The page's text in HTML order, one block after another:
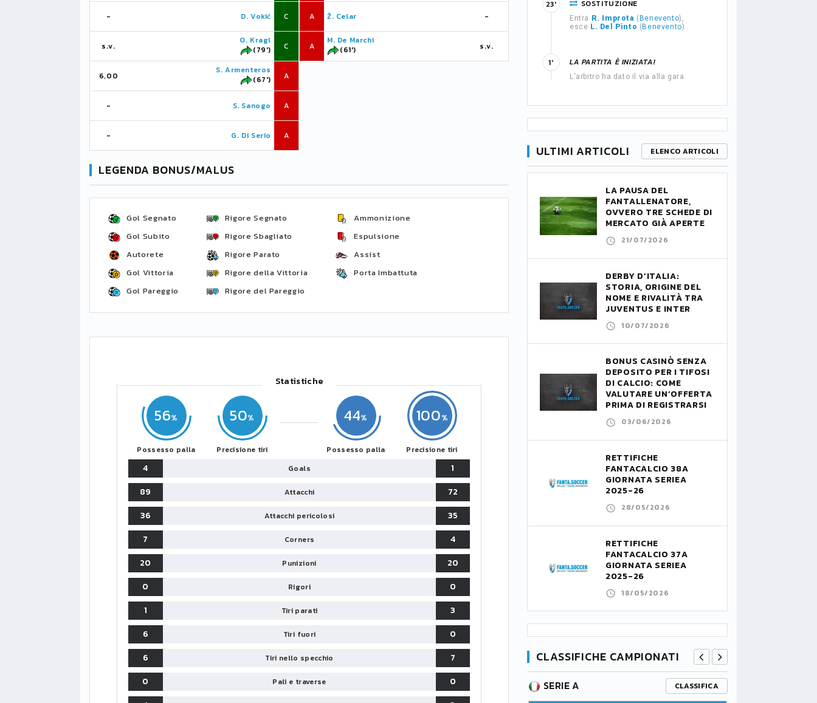
- D. Vokić C
s.v.
O. Kragl
(79')
C
6,00
S. Armenteros
(67')
A
- S. Sanogo A
- G. Di Serio A
A Ž. Celar -
A
M. De Marchi
(61')
s.v.
LEGENDA BONUS/MALUS
Gol Segnato
Gol Subito
Autorete
Gol Vittoria
Gol Pareggio
Rigore Segnato
Rigore Sbagliato
Rigore Parato
Rigore della Vittoria
Rigore del Pareggio
Ammonizione
Espulsione
Assist
Porta Imbattuta
Statistiche
56
Possesso palla
50
Precisione tiri
44
Possesso palla
100
Precisione tiri
4 Goals
1
89
Attacchi
72
36
Attacchi pericolosi
35
7
Corners
4
20
Punizioni
20
0
Rigori
0
1
Tiri parati
3
6
Tiri fuori
0
6
Tiri nello specchio
7
0
Pali e traverse
0
SOSTITUZIONE
Entra R. Improta ( Benevento),
esce L. Del Pinto ( Benevento)
23'
LA PARTITA È INIZIATA!
L'arbitro ha dato il via alla gara.
1'
ULTIMI ARTICOLI ELENCO ARTICOLI
LA PAUSA DEL
FANTALLENATORE,
OVVERO TRE SCHEDE DI
MERCATO GIÀ APERTE
21/07/2026
DERBY D’ITALIA:
STORIA, ORIGINE DEL
NOME E RIVALITÀ TRA
JUVENTUS E INTER
10/07/2026
BONUS CASINÒ SENZA
DEPOSITO PER I TIFOSI
DI CALCIO: COME
VALUTARE UN’OFFERTA
PRIMA DI REGISTRARSI
03/06/2026
RETTIFICHE
FANTACALCIO 38A
GIORNATA SERIEA
2025-26
28/05/2026
RETTIFICHE
FANTACALCIO 37A
GIORNATA SERIEA
2025-26
18/05/2026
CLASSIFICHE CAMPIONATI
CLASSIFICA SERIE B SERIE A CLASSIFICA